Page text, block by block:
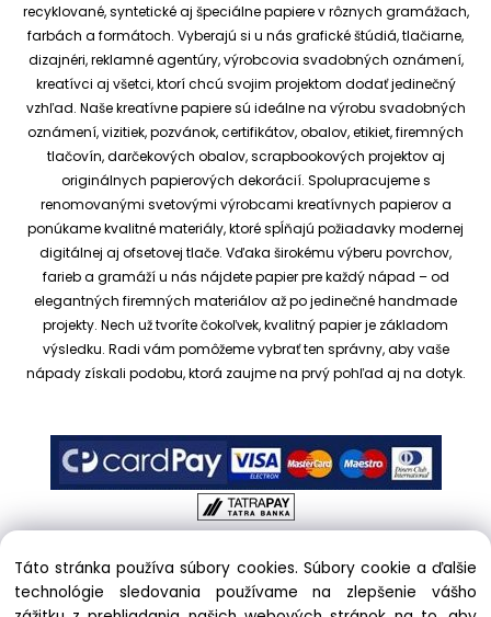
recyklované, syntetické aj špeciálne papiere v rôznych gramážach,
farbách a formátoch. Vyberajú si u nás grafické štúdiá, tlačiarne,
dizajnéri, reklamné agentúry, výrobcovia svadobných oznámení,
kreatívci aj všetci, ktorí chcú svojim projektom dodať jedinečný
vzhľad. Naše kreatívne papiere sú ideálne na výrobu svadobných
oznámení, vizitiek, pozvánok, certifikátov, obalov, etikiet, firemných
tlačovín, darčekových obalov, scrapbookových projektov aj
originálnych papierových dekorácií. Spolupracujeme s
renomovanými svetovými výrobcami kreatívnych papierov a
ponúkame kvalitné materiály, ktoré spĺňajú požiadavky modernej
digitálnej aj ofsetovej tlače. Vďaka širokému výberu povrchov,
farieb a gramáží u nás nájdete papier pre každý nápad – od
elegantných firemných materiálov až po jedinečné handmade
projekty. Nech už tvoríte čokoľvek, kvalitný papier je základom
výsledku. Radi vám pomôžeme vybrať ten správny, aby vaše
nápady získali podobu, ktorá zaujme na prvý pohľad aj na dotyk.
Copyright © 2017 kreativnypapier.sk, All rights reserved |
Táto stránka používa súbory cookies. Súbory cookie a ďalšie
technológie sledovania používame na zlepšenie vášho